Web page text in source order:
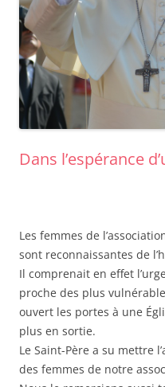
Dans l’espérance
Les femmes de
sont reconnaissantes de
Il comprenait en effet
proche des plus
ouvert les portes à une
plus en sortie.
Le Saint-Père a su mettre
des femmes de notre